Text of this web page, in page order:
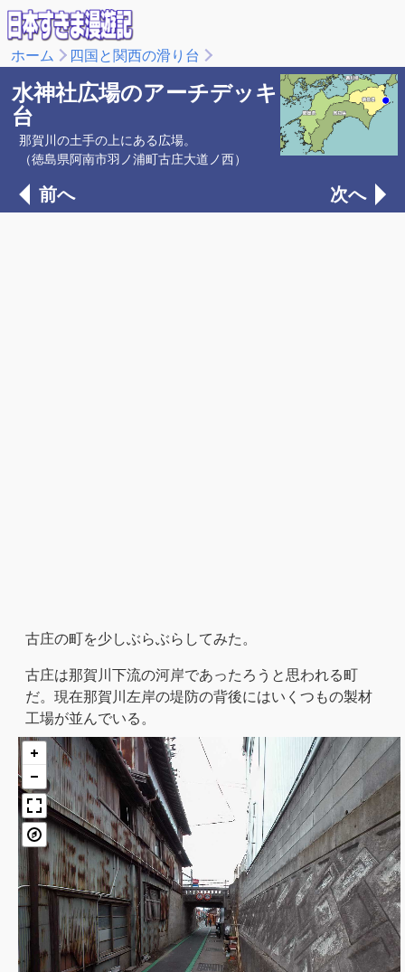
ホーム 四国と関西の滑り台
水神社広場のアーチデッキ
台
那賀川の土手の上にある広場。
（徳島県阿南市羽ノ浦町古庄大道ノ西）
前へ 次へ
古庄の町を少しぶらぶらしてみた。
古庄は那賀川下流の河岸であったろうと思われる町
だ。現在那賀川左岸の堤防の背後にはいくつもの製材
工場が並んでいる。